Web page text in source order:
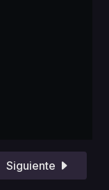
Siguiente